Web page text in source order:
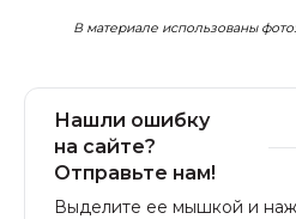
В материале использованы
Нашли ошибку
на сайте?
Отправьте нам!
Выделите ее мышкой и